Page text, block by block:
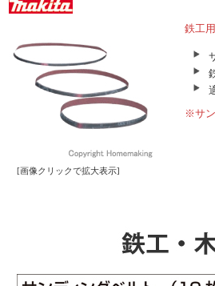
[画像クリックで拡大表示]
鉄工
※サ